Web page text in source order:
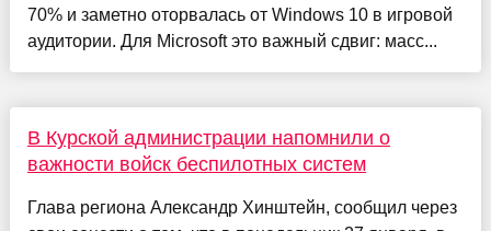
70% и заметно оторвалась от Windows 10 в игровой
аудитории. Для Microsoft это важный сдвиг: масс...
В Курской администрации напомнили о
важности войск беспилотных систем
Глава региона Александр Хинштейн, сообщил через